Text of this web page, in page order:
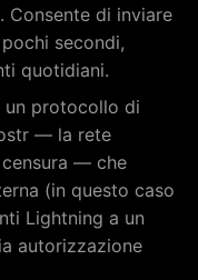
Consente di inviare
secondi,
quotidiani.
un protocollo di
— la rete
— che
(in questo caso
Lightning a un
autorizzazione